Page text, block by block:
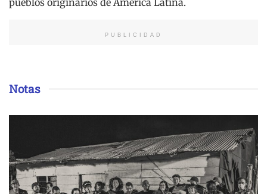
PUBLICIDAD
Notas